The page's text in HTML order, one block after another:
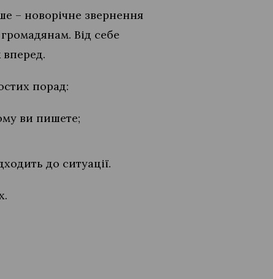
– новорічне звернення
Від себе
вперед.
порад:
ви пишете;
до ситуації.